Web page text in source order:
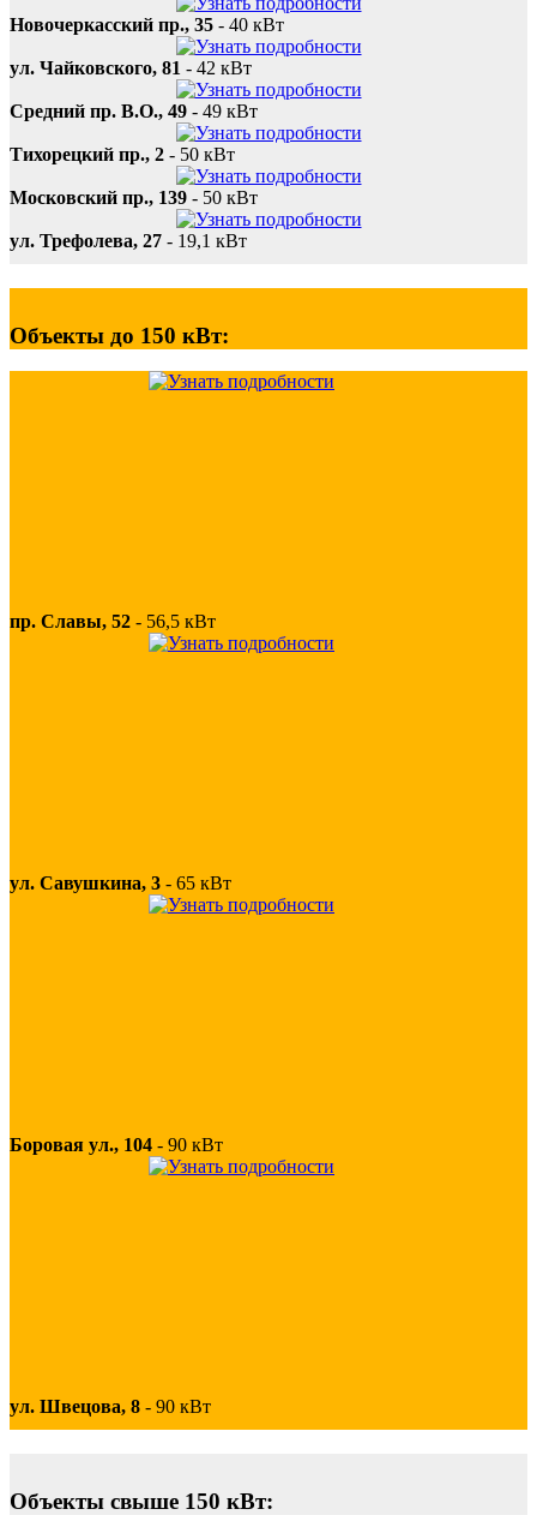
Новочеркасский пр., 35 - 40 кВт
ул. Чайковского, 81 - 42 кВт
Средний пр. В.О., 49 - 49 кВт
Тихорецкий пр., 2 - 50 кВт
Московский пр., 139 - 50 кВт
ул. Трефолева, 27 - 19,1 кВт
Объекты до 150 кВт:
пр. Славы, 52 - 56,5 кВт
ул. Савушкина, 3 - 65 кВт
Боровая ул., 104 - 90 кВт
ул. Швецова, 8 - 90 кВт
Объекты свыше 150 кВт: